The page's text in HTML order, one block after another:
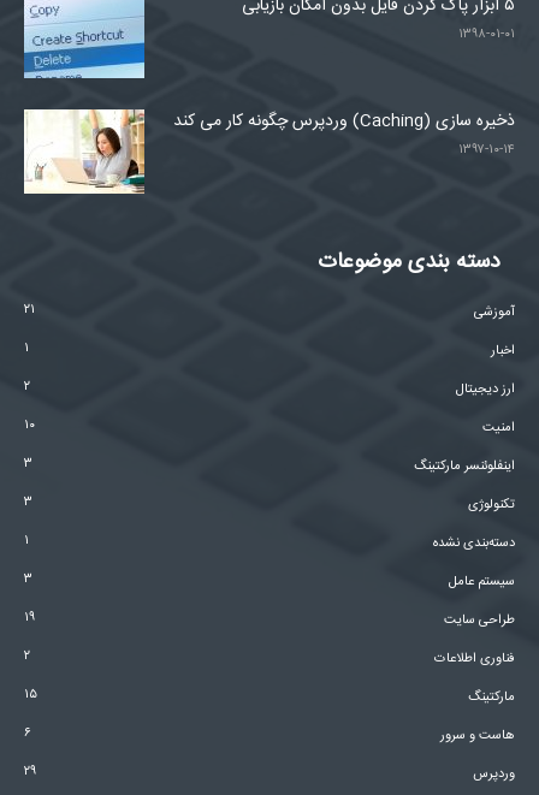
۱۳۹۸-۰۱-۰۱
ذخیره سازی (Caching) وردپرس چگونه کار می کند
۱۳۹۷-۱۰-۱۴
دسته بندی موضوعات
آموزشی
۲۱
اخبار
۱
ارز دیجیتال
۲
امنیت
۱۰
اینفلوئنسر مارکتینگ
۳
تکنولوژی
۳
دسته‌بندی نشده
۱
سیستم عامل
۳
طراحی سایت
۱۹
فناوری اطلاعات
۲
مارکتینگ
۱۵
هاست و سرور
۶
وردپرس
۲۹